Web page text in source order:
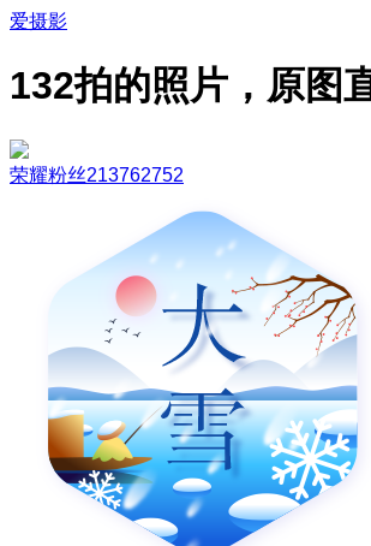
爱摄影
132拍的照片，原图
荣耀粉丝213762752